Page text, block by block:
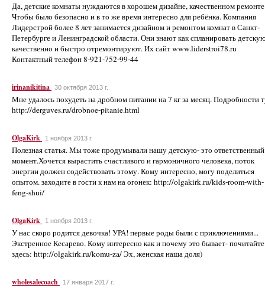
Да, детские комнаты нуждаются в хорошем дизайне, качественном
Чтобы было безопасно и в то же время интересно для ребёнка. Компания
Лидерстрой более 8 лет занимается дизайном и ремонтом комнат в Санкт-
Петербурге и Ленинградской области. Они знают как спланировать
качественно и быстро отремонтируют. Их сайт www.liderstroi78.ru
Контактный телефон 8-921-752-99-44
irinanikitina 30 октября 2013 г.
Мне удалось похудеть на дробном питании на 7 кг за месяц. Подробности
http://derguves.ru/drobnoe-pitanie.html
OlgaKirk 1 ноября 2013 г.
Полезная статья. Мы тоже продумывали нашу детскую- это ответственный
момент.Хочется вырастить счастливого и гармоничного человека, поток
энергии должен содействовать этому. Кому интересно, могу поделиться
опытом. заходите в гости к нам на огонек: http://olgakirk.ru/kids-room-with-
feng-shui/
OlgaKirk 1 ноября 2013 г.
У нас скоро родится девочка! УРА! первые роды были с приключениями...
Экстренное Кесарево. Кому интересно как и почему это бывает- почитайте
здесь: http://olgakirk.ru/komu-za/ Эх, женская наша доля)
wholesalecoach 17 января 2017 г.